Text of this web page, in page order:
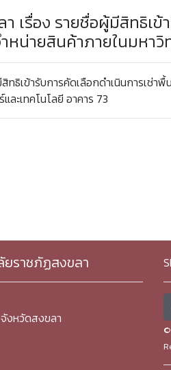
เรื่อง รายชื่อผู้มีสิทธิเข้
หน่ายสินค้าภายในมหา
ธิเข้ารับการคัดเลือกดำเนินการเช่า
ะเทคโนโลยี อาคาร 73
ยราชภัฏสงขลา
งหวัดสงขลา